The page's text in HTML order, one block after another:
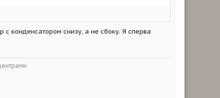
конденсатором снизу, а не сбоку. Я сперва